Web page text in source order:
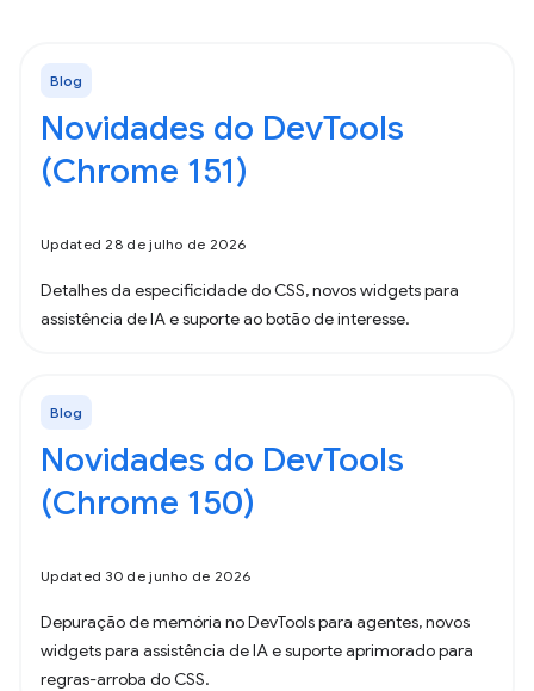
Blog
Novidades do DevTools
(Chrome 151)
Updated 28 de julho de 2026
Detalhes da especificidade do CSS, novos widgets para
assistência de IA e suporte ao botão de interesse.
Blog
Novidades do DevTools
(Chrome 150)
Updated 30 de junho de 2026
Depuração de memória no DevTools para agentes, novos
widgets para assistência de IA e suporte aprimorado para
regras-arroba do CSS.